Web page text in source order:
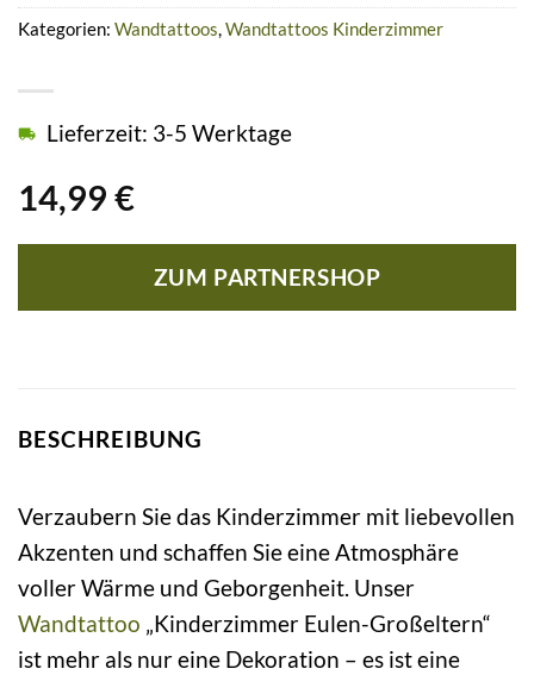
14,99 €
Lieferzeit: 3-5 Werktage
ZUM PARTNERSHOP
Kategorien: Wandtattoos Wandtattoos Kinderzimmer
BESCHREIBUNG
Verzaubern Sie das Kinderzimmer mit liebevollen
Akzenten und schaffen Sie eine Atmosphäre
voller Wärme und Geborgenheit. Unser
Wandtattoo „Kinderzimmer Eulen-Großeltern“
ist mehr als nur eine Dekoration – es ist eine